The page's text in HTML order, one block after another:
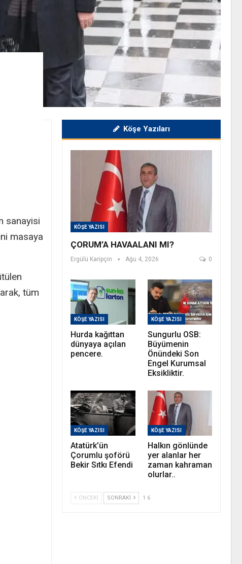
sanayisi
masaya
tüm
Köşe Yazıları
KÖŞE YAZISI
ÇORUM’A HAVAALANI MI?
Ergülü Karipçin Ağu 4, 2026 0
KÖŞE YAZISI
Hurda kağıttan
dünyaya açılan
pencere.
KÖŞE YAZISI
Sungurlu OSB:
Büyümenin
Önündeki Son
Engel Kurumsal
Eksikliktir.
KÖŞE YAZISI
Atatürk’ün
Çorumlu şoförü
Bekir Sıtkı Efendi
KÖŞE YAZISI
Halkın gönlünde
yer alanlar her
zaman kahraman
olurlar..
ÖNCEKI SONRAKI 1 6